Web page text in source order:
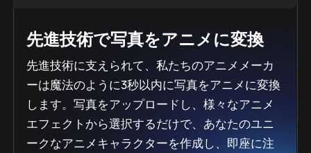
先進技術で写真をアニメに変換
先進技術に支えられて、私たちのアニメメーカ
ーは魔法のように3秒以内に写真をアニメに変換
します。写真をアップロードし、様々なアニメ
エフェクトから選択するだけで、あなたのユニ
ークなアニメキャラクターを作成し、即座に注